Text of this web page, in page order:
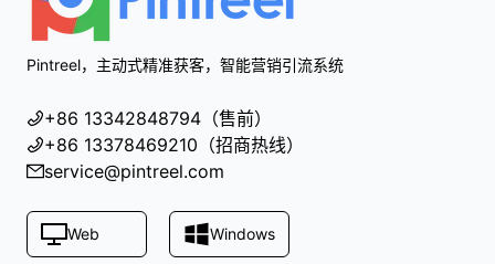
Pintreel，主动式精准获客，智能营销引流系统
+86 13342848794（售前）
+86 13378469210（招商热线）
service@pintreel.com
Web Windows